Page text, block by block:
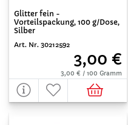
Glitter fein -
Vorteilspackung, 100 g/Dose,
Silber
Art. Nr. 30212592
3,00 €
3,00 € / 100 Gramm